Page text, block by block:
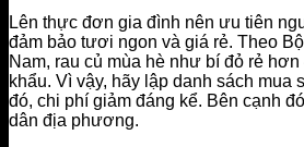
Lên thực đơn gia đình nên ưu tiên
đảm bảo tươi ngon và giá rẻ. Theo
Nam, rau củ mùa hè như bí đỏ rẻ
khẩu. Vì vậy, hãy lập danh sách mua
đó, chi phí giảm đáng kể. Bên cạnh
dân địa phương.